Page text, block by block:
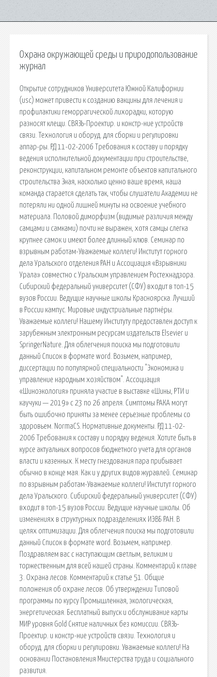
Охрана окружающей среды и природопользование
журнал
Открытие сотрудников Университета Южной Калифорнии
(usc) может привести к созданию вакцины для лечения и
профилактики геморрагической лихорадки, которую
разносят клещи. СВЯЗЬ-Проектир. и констр-ние устройств
связи. Технология и оборуд. для сборки и регулировки
аппар-ры. РД 11-02-2006 Требования к составу и порядку
ведения исполнительной документации при строительстве,
реконструкции, капитальном ремонте объектов капитального
строительства Зная, насколько ценно ваше время, наша
команда старается сделать так, чтобы слушатели Академии не
потеряли ни одной лишней минуты на освоение учебного
материала. Половой диморфизм (видимые различия между
самцами и самками) почти не выражен, хотя самцы слегка
крупнее самок и имеют более длинный клюв. Семинар по
взрывным работам-Уважаемые коллеги! Институт горного
дела Уральского отделения РАН и Ассоциация «Взрывники
Урала» совместно с Уральским управлением Ростехнадзора.
Сибирский федеральный университет (СФУ) входит в топ-15
вузов России. Ведущие научные школы Красноярска. Лучший
в России кампус. Мировые индустриальные партнёры.
Уважаемые коллеги! Нашему Институту предоставлен доступ к
зарубежным электронным ресурсам издательств Elsevier и
SpringerNature. Для облегчения поиска мы подготовили
данный Список в формате word. Возьмем, например,
диссертации по популярной специальности "Экономика и
управление народным хозяйством". Ассоциация
«Шиноэкология» приняла участие в выставке «Шины, РТИ и
каучуки — 2019» с 23 по 26 апреля. Симптомы РАКА могут
быть ошибочно приняты за менее серьезные проблемы со
здоровьем. NormaCS. Нормативные документы. РД 11-02-
2006 Требования к составу и порядку ведения. Хотите быть в
курсе актуальных вопросов бюджетного учета для органов
власти и казенных. К месту гнездования пара прибывает
обычно в конце мая. Как и у других видов журавлей. Семинар
по взрывным работам-Уважаемые коллеги! Институт горного
дела Уральского. Сибирский федеральный университет (СФУ)
входит в топ-15 вузов России. Ведущие научные школы. Об
изменениях в структурных подразделениях ИЭВБ РАН. В
целях оптимизации. Для облегчения поиска мы подготовили
данный Список в формате word. Возьмем, например.
Поздравляем вас с наступающим светлым, великим и
торжественным для всей нашей страны. Комментарий к главе
3. Охрана лесов. Комментарий к статье 51. Общие
положения об охране лесов. Об утверждении Типовой
программы по курсу Промышленная, экологическая,
энергетическая. Бесплатный выпуск и обслуживание карты
МИР уровня Gold Снятие наличных без комиссии. СВЯЗЬ-
Проектир. и констр-ние устройств связи. Технология и
оборуд. для сборки и регулировки. Уважаемые коллеги! На
основании Постановления Мнистерства труда и социального
развития.